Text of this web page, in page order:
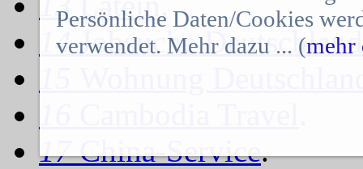
14Jobsuche Deutschland
17China-Service.
Persönliche Daten/Cookies
verwendet. Mehr dazu ... (mehr